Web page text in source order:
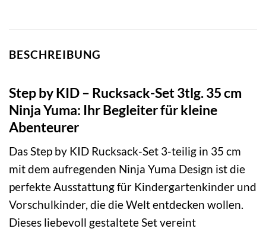
BESCHREIBUNG
Step by KID – Rucksack-Set 3tlg. 35 cm
Ninja Yuma: Ihr Begleiter für kleine
Abenteurer
Das Step by KID Rucksack-Set 3-teilig in 35 cm
mit dem aufregenden Ninja Yuma Design ist die
perfekte Ausstattung für Kindergartenkinder und
Vorschulkinder, die die Welt entdecken wollen.
Dieses liebevoll gestaltete Set vereint